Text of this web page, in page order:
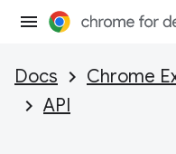
Docs Chrome
API